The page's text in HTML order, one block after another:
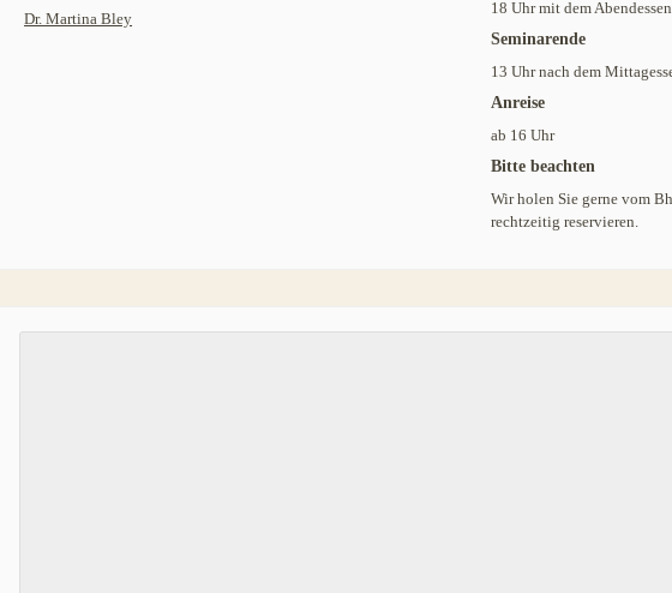
Dr. Martina Bley
18 Uhr mit dem Abendessen
Seminarende
13 Uhr nach dem
Anreise
ab 16 Uhr
Bitte beachten
Wir holen Sie gerne vom
rechtzeitig reservieren.